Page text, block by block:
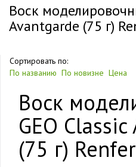
Воск
Avantgarde (75 г)
Сортировать по:
По названию По новизне Цена
Воск
GEO
(75 г)